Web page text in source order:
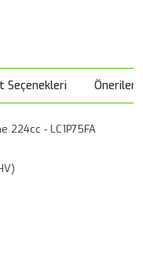
Seçenekleri
224cc - LC1P75FA